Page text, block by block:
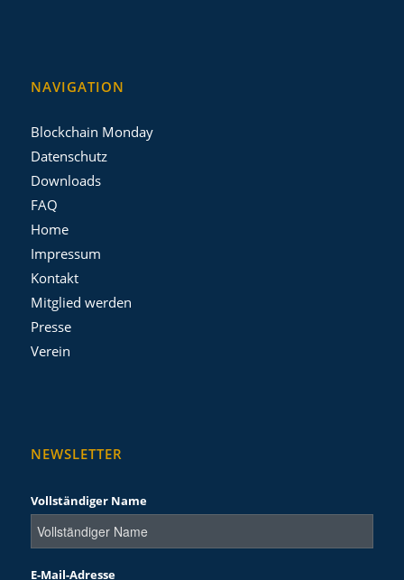
NAVIGATION
Blockchain Monday
Datenschutz
Downloads
FAQ
Home
Impressum
Kontakt
Mitglied werden
Presse
Verein
NEWSLETTER
Vollständiger Name
E-Mail-Adresse